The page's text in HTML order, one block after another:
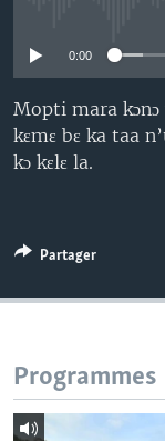
0:00
Mopti mara
kɛmɛ bɛ ka taa
kɔ kɛlɛ la.
Partager
Programmes